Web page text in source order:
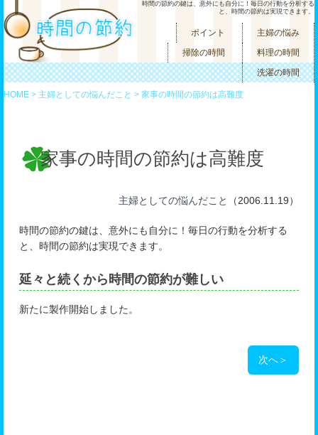
時間の節約の鍵は、意外にも自分に！毎日の行動を分析する
と、時間の節約は実現できます。
ポイント
主婦の悩み
掃除の時間
料理の時間
洗濯の時間
HOME > 主婦としての悩んだこと > 家事の時間の節約は高難度
家事の時間の節約は高難度
主婦としての悩んだこと （2006.11.19）
時間の節約の鍵は、意外にも自分に！毎日の行動を分析する
と、時間の節約は実現できます。
延々と続くから時間の節約が難しい
新たに製作開始しました。
次へ＞